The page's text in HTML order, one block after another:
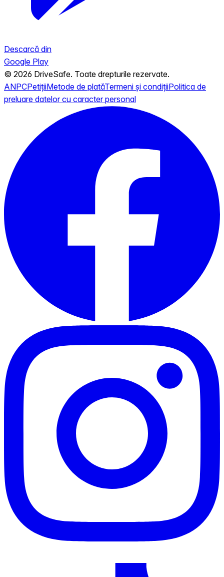
Descarcă din
Google Play
© 2026 DriveSafe. Toate drepturile rezervate.
ANPCPetițiiMetode de platăTermeni și condițiiPolitica de
preluare datelor cu caracter personal